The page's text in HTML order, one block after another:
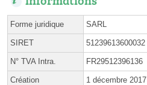
Forme juridique SARL
SIRET 51239613600032
N° TVA Intra. FR29512396136
Création 1 décembre 2017